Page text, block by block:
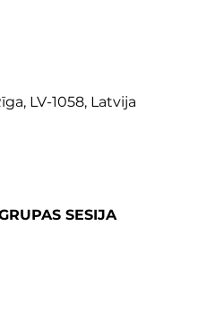
LV-1058, Latvija
SESIJA